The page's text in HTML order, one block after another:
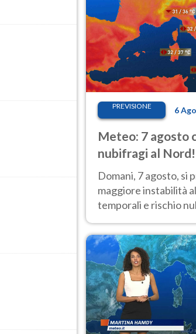
PREVISIONE 6
Meteo: 7 agosto
nubifragi al
Sud caldo estremo
Domani, 7 agosto, si
maggiore instabilità
temporali e rischio
previsioni.